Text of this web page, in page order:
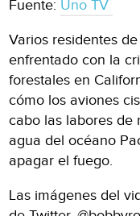
Fuente: Uno TV
Varios residentes
enfrentado con la
forestales en
cómo los aviones
cabo las labores de
agua del océano
apagar el fuego.
Las imágenes del